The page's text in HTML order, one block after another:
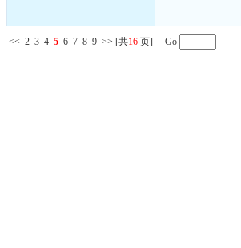
<< 2 3 4 5 6 7 8 9 >> [共16 页] Go